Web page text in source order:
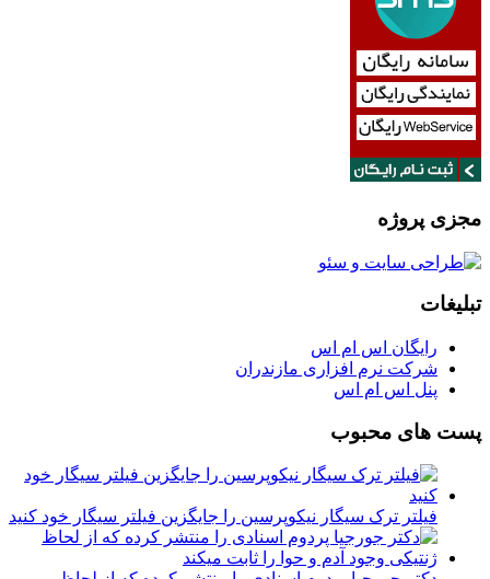
مجزی پروژه
تبلیغات
رایگان اس ام اس
شرکت نرم افزاری مازندران
پنل اس ام اس
پست های محبوب
فیلتر ترک سیگار نیکوپرسین را جایگزین فیلتر سیگار خود کنید